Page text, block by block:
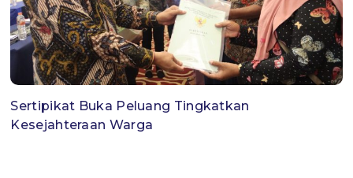
Sertipikat Buka Peluang Tingkatkan
Kesejahteraan Warga